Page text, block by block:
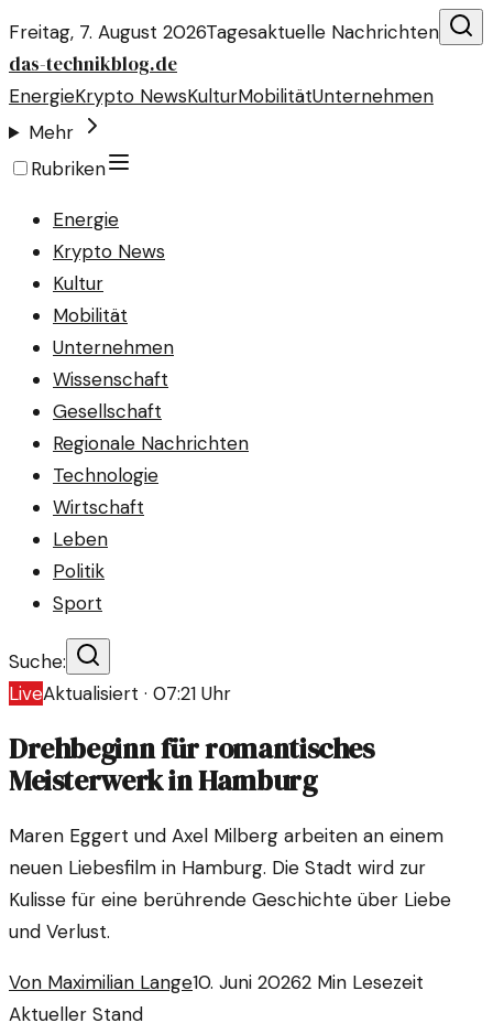
Freitag, 7. August 2026Tagesaktuelle Nachrichten
das-technikblog.de
EnergieKrypto NewsKulturMobilitätUnternehmen
Mehr
Rubriken
Energie
Krypto News
Kultur
Mobilität
Unternehmen
Wissenschaft
Gesellschaft
Regionale Nachrichten
Technologie
Wirtschaft
Leben
Politik
Sport
Suche:
LiveAktualisiert · 07:21 Uhr
Drehbeginn für romantisches
Meisterwerk in Hamburg
Maren Eggert und Axel Milberg arbeiten an einem
neuen Liebesfilm in Hamburg. Die Stadt wird zur
Kulisse für eine berührende Geschichte über Liebe
und Verlust.
Von Maximilian Lange10. Juni 20262 Min Lesezeit
Aktueller Stand